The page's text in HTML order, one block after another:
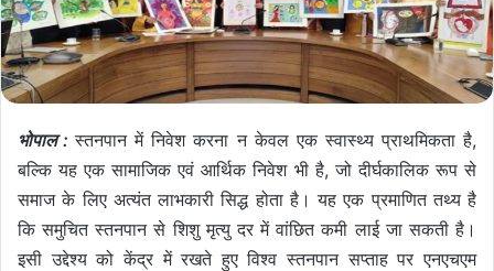
भोपाल :स्तनपान में निवेश करना न केवल एक स्वास्थ्य प्राथमिकता है,
बल्कि यह एक सामाजिक एवं आर्थिक निवेश भी है, जो दीर्घकालिक रूप से
समाज के लिए अत्यंत लाभकारी सिद्ध होता है। यह एक प्रमाणित तथ्य है
कि समुचित स्तनपान से शिशु मृत्यु दर में वांछित कमी लाई जा सकती है।
इसी उद्देश्य को केंद्र में रखते हुए विश्व स्तनपान सप्ताह पर एनएचएम